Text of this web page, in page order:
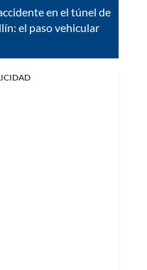
en el túnel de
el paso vehicular